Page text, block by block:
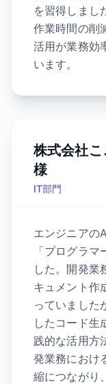
を習得しまし
作業時間の削
活用が業務効
います。
株式会社こ
様
IT部門
エンジニアの
「プログラ
した。開発業
キュメント作
っていました
したコード生
践的な活用方
発業務におけ
縮につながり